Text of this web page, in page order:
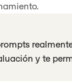
y te